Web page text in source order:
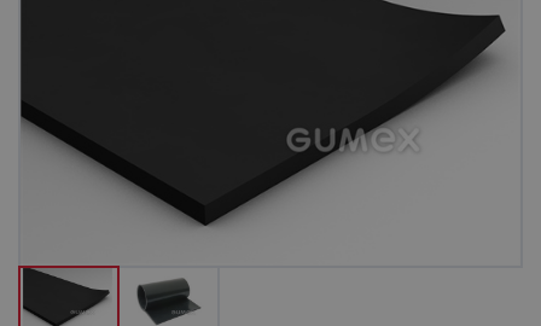
Vše o nákupu